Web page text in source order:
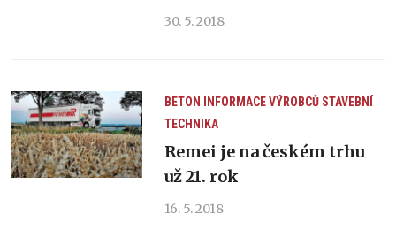
30. 5. 2018
BETON INFORMACE VÝROBCŮ STAVEBNÍ
TECHNIKA
Remei je na českém trhu
už 21. rok
16. 5. 2018